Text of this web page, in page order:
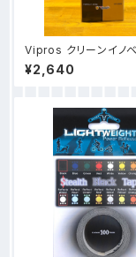
Vipros クリーンイノ
（コーティング剤）
¥2,640